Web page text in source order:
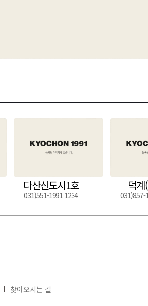
다산신도시1호
031)551-1991 1234
덕계
031)857-
찾아오시는 길